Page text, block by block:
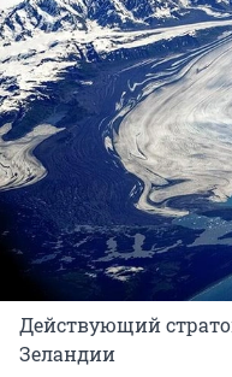
Действующий
Зеландии